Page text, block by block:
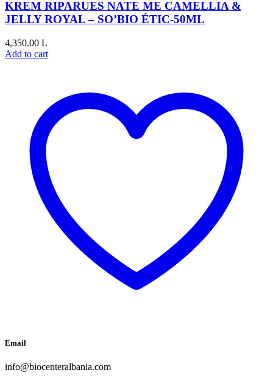
KREM RIPARUES NATE ME CAMELLIA &
JELLY ROYAL – SO’BIO ÉTIC-50ML
4,350.00 L
Add to cart
Email
info@biocenteralbania.com